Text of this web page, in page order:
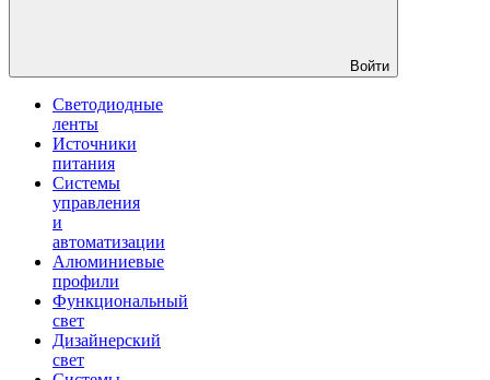
Войти
Светодиодные
ленты
Источники
питания
Системы
управления
и
автоматизации
Алюминиевые
профили
Функциональный
свет
Дизайнерский
свет